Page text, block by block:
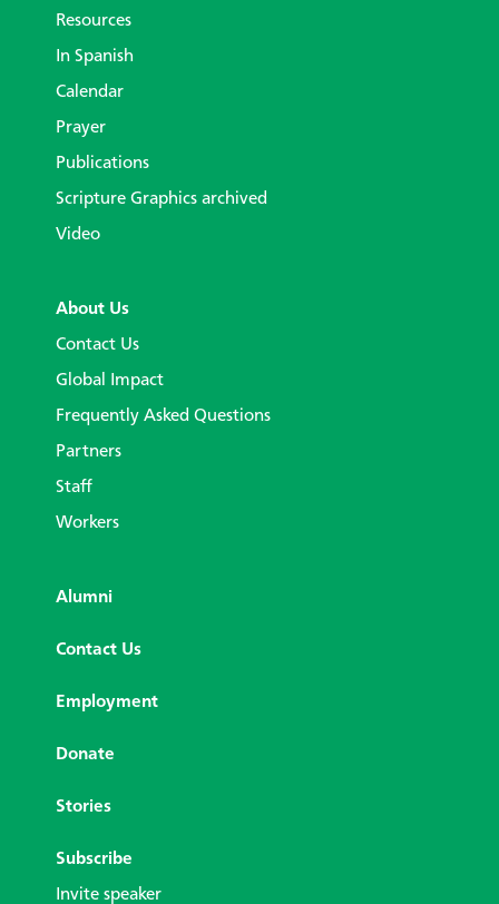
Resources
In Spanish
Calendar
Prayer
Publications
Scripture Graphics archived
Video
About Us
Contact Us
Global Impact
Frequently Asked Questions
Partners
Staff
Workers
Alumni
Contact Us
Employment
Donate
Stories
Subscribe
Invite speaker